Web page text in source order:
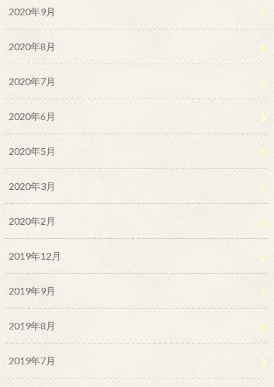
2020年9月
2020年8月
2020年7月
2020年6月
2020年5月
2020年3月
2020年2月
2019年12月
2019年9月
2019年8月
2019年7月